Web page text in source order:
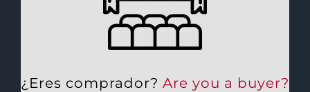
¿Eres comprador? Are you a buyer?